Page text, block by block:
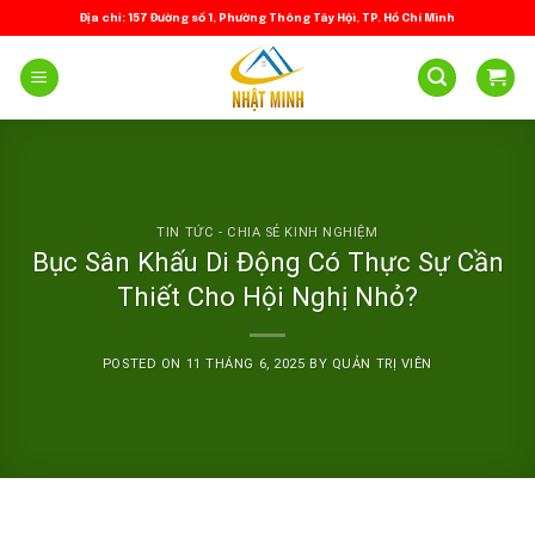
to
content
Địa chỉ: 157 Đường số 1, Phường Thông Tây Hội, TP. Hồ Chí Minh
TIN TỨC - CHIA SẺ KINH NGHIỆM
Bục Sân Khấu Di Động Có Thực Sự Cần
Thiết Cho Hội Nghị Nhỏ?
POSTED ON 11 THÁNG 6, 2025 BY QUẢN TRỊ VIÊN